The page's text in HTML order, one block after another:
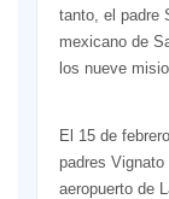
tanto, el padre
mexicano de
los nueve
El 15 de
padres
aeropuerto de